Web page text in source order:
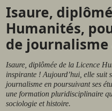
Isaure,
Humanités,
de journalisme
Isaure, diplômée de la Licence
inspirante ! Aujourd’hui, elle suit
journalisme en poursuivant ses
une formation pluridisciplinaire
sociologie et histoire.